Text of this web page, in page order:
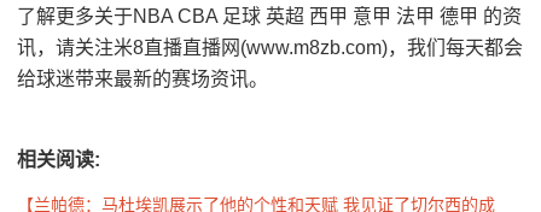
了解更多关于NBA CBA 足球 英超 西甲 意甲 法甲 德甲 的资
讯，请关注米8直播直播网(www.m8zb.com)，我们每天都会
给球迷带来最新的赛场资讯。
相关阅读:
【兰帕德：马杜埃凯展示了他的个性和天赋 我见证了切尔西的成